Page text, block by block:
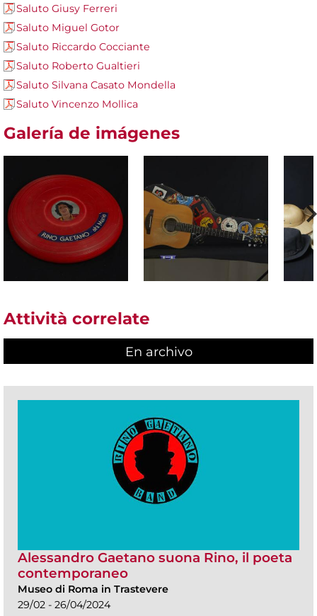
Saluto Giusy Ferreri
Saluto Miguel Gotor
Saluto Riccardo Cocciante
Saluto Roberto Gualtieri
Saluto Silvana Casato Mondella
Saluto Vincenzo Mollica
Galería de imágenes
Attività correlate
En archivo
Alessandro Gaetano suona Rino, il poeta
contemporaneo
Museo di Roma in Trastevere
29/02 - 26/04/2024